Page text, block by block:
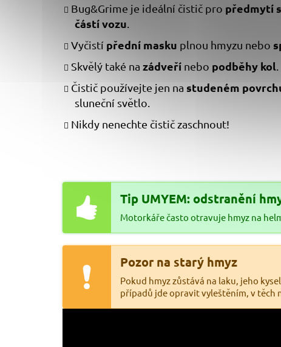
Bug&Grime je ideální čistič pro předmytí
částí vozu
Vyčistí přední masku plnou hmyzu nebo
Skvělý také na zádveří nebo podběhy kol
Čistič používejte jen na studeném
sluneční světlo.
Nikdy nenechte čistič zaschnout!
Tip UMYEM: odstranění
Motorkáře často otravuje hmyz na
Pozor na starý hmyz
Pokud hmyz zůstává na laku, jeho
případů jde opravit vyleštěním, v těch